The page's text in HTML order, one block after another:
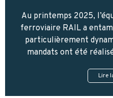
Au printemps 2025,
ferroviaire RAIL a
particulièrement
mandats ont été
Lire